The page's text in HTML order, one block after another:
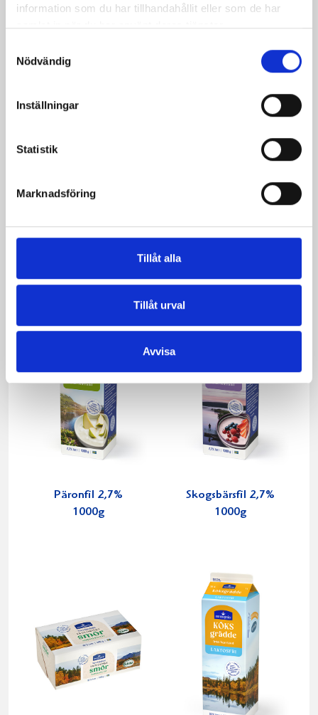
information som du har tillhandahållit eller som de har
samlat in när du har använt deras tjänster.
Nödvändig
Inställningar
Statistik
Marknadsföring
Tillåt alla
Tillåt urval
Avvisa
Mjölk 3% 1 liter
Jordgubbsfil 2,7%
Päronfil 2,7%
1000g
Skogsbärsfil 2,7%
1000g